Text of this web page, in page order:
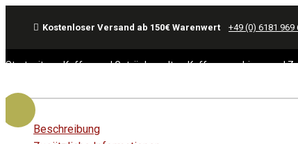
Kostenloser Versand ab 150€ Warenwert +49 (0) 6181 969
Startseite Kaffee und Getränkewelt Kaffeemaschinen und
Beschreibung